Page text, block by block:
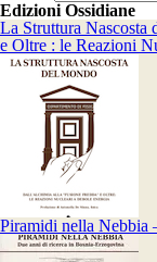
Edizioni Ossidiane
La Struttura Nascosta
e Oltre : le Reazioni
Piramidi nella Nebbia